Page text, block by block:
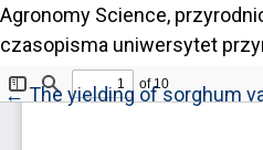
Agronomy Science,
czasopisma uniwersytet
←Return to Article Details
The yielding of sorghum